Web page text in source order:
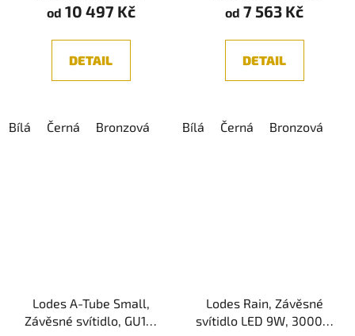
od 10 497 Kč
DETAIL
Bílá Černá Bronzová
od 7 563 Kč
DETAIL
Bílá Černá Bronzová
Lodes A-Tube Small,
Závěsné svítidlo, GU10,
Lodes Rain, Závěsné
svítidlo LED 9W, 3000K,